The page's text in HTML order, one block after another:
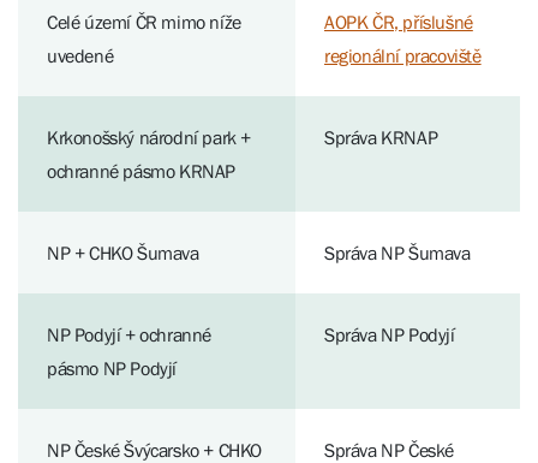
Celé území ČR mimo níže
uvedené
AOPK ČR, příslušné
regionální pracoviště
Krkonošský národní park +
ochranné pásmo KRNAP
Správa KRNAP
NP + CHKO Šumava Správa NP Šumava
NP Podyjí + ochranné
pásmo NP Podyjí
Správa NP Podyjí
NP České Švýcarsko + CHKO
Správa NP České